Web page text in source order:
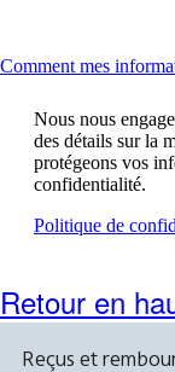
Comment mes
Nous nous
des détails sur la
protégeons vos
confidentialité.
Politique de
Retour en
Reçus et